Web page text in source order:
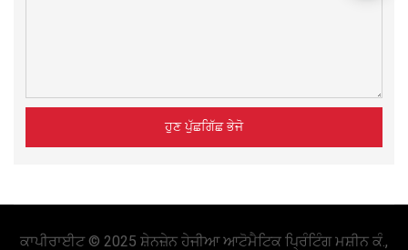
ਹੁਣ ਪੁੱਛਗਿੱਛ ਭੇਜੋ
ਕਾਪੀਰਾਈਟ © 2025 ਸ਼ੇਨਜ਼ੇਨ ਹੇਜੀਆ ਆਟੋਮੈਟਿਕ ਪ੍ਰਿੰਟਿੰਗ ਮਸ਼ੀਨ ਕੰ.,